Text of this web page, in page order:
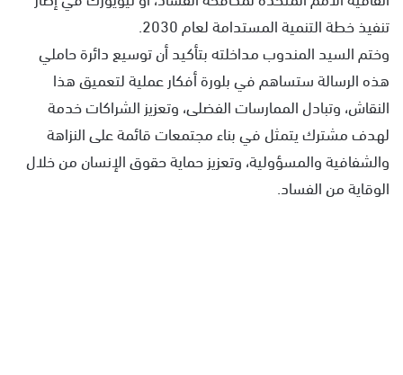
تنفيذ خطة التنمية المستدامة لعام 2030.
وختم السيد المندوب مداخلته بتأكيد أن توسيع دائرة حاملي
هذه الرسالة ستساهم في بلورة أفكار عملية لتعميق هذا
النقاش، وتبادل الممارسات الفضلى، وتعزيز الشراكات خدمة
لهدف مشترك يتمثل في بناء مجتمعات قائمة على النزاهة
والشفافية والمسؤولية، وتعزيز حماية حقوق الإنسان من خلال
الوقاية من الفساد.